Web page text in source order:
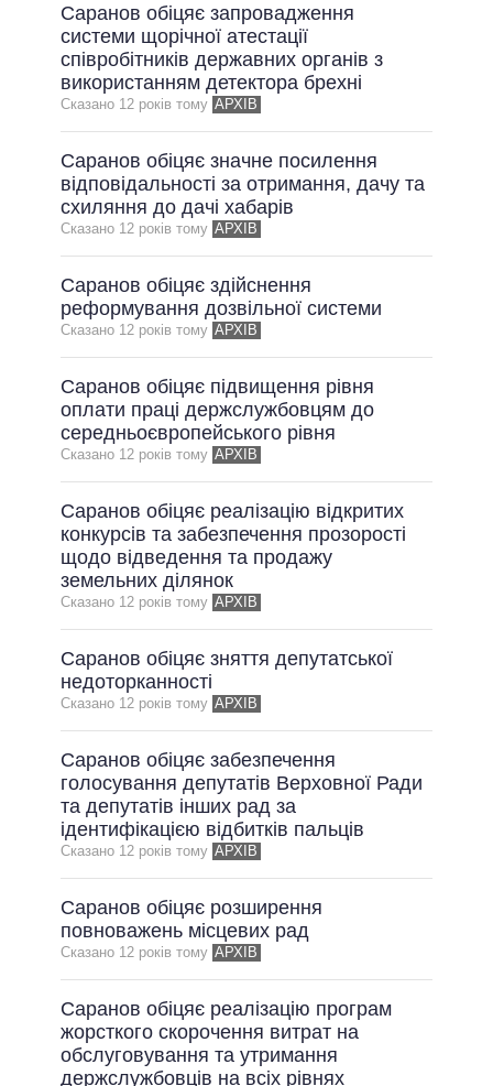
Саранов обіцяє запровадження
системи щорічної атестації
співробітників державних органів з
використанням детектора брехні
Сказано 12 рокiв тому АРХІВ
Саранов обіцяє значне посилення
відповідальності за отримання, дачу та
схиляння до дачі хабарів
Сказано 12 рокiв тому АРХІВ
Саранов обіцяє здійснення
реформування дозвільної системи
Сказано 12 рокiв тому АРХІВ
Саранов обіцяє підвищення рівня
оплати праці держслужбовцям до
середньоєвропейського рівня
Сказано 12 рокiв тому АРХІВ
Саранов обіцяє реалізацію відкритих
конкурсів та забезпечення прозорості
щодо відведення та продажу
земельних ділянок
Сказано 12 рокiв тому АРХІВ
Саранов обіцяє зняття депутатської
недоторканності
Сказано 12 рокiв тому АРХІВ
Саранов обіцяє забезпечення
голосування депутатів Верховної Ради
та депутатів інших рад за
ідентифікацією відбитків пальців
Сказано 12 рокiв тому АРХІВ
Саранов обіцяє розширення
повноважень місцевих рад
Сказано 12 рокiв тому АРХІВ
Саранов обіцяє реалізацію програм
жорсткого скорочення витрат на
обслуговування та утримання
держслужбовців на всіх рівнях